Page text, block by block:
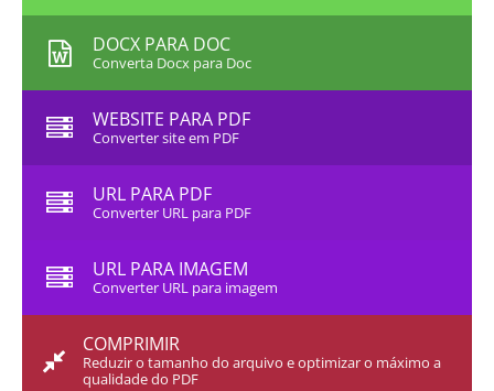
DOCX PARA DOC
Converta Docx para Doc
WEBSITE PARA PDF
Converter site em PDF
URL PARA PDF
Converter URL para PDF
URL PARA IMAGEM
Converter URL para imagem
COMPRIMIR
Reduzir o tamanho do arquivo e optimizar o máximo a
qualidade do PDF